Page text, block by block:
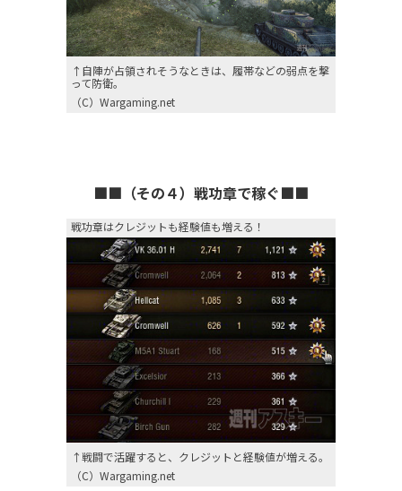
↑自陣が占領されそうなときは、履帯などの弱点を撃
って防衛。
（C）Wargaming.net
■■（その４）戦功章で稼ぐ■■
戦功章はクレジットも経験値も増える！
↑戦闘で活躍すると、クレジットと経験値が増える。
（C）Wargaming.net